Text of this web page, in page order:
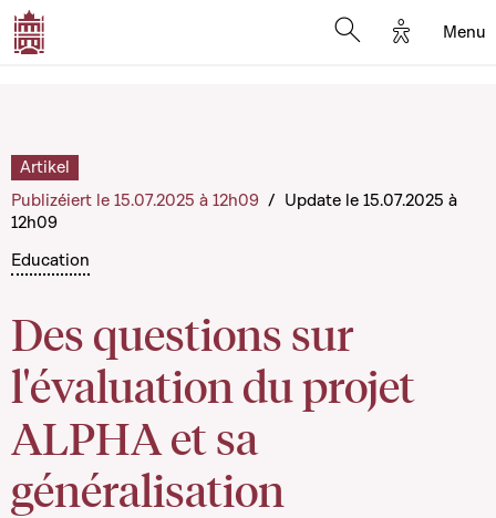
Options
Menu
Education
Des questions sur
l'évaluation du projet
ALPHA et sa
généralisation
Artikel
Publizéiert le 15.07.2025 à 12h09 / Update le 15.07.2025 à
12h09